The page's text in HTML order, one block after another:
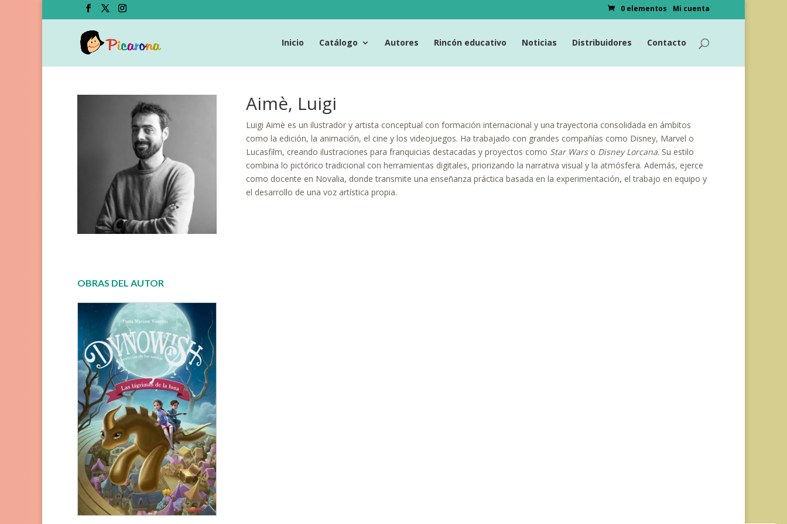
Mi cuenta
0 elementos
Inicio Catálogo Autores Rincón educativo Noticias Distribuidores Contacto
Aimè, Luigi
Luigi Aimè es un ilustrador y artista conceptual con formación internacional y una trayectoria consolidada en ámbitos
como la edición, la animación, el cine y los videojuegos. Ha trabajado con grandes compañías como Disney, Marvel o
Lucasfilm, creando ilustraciones para franquicias destacadas y proyectos como Star Warso Disney Lorcana. Su estilo
combina lo pictórico tradicional con herramientas digitales, priorizando la narrativa visual y la atmósfera. Además, ejerce
como docente en Novalia, donde transmite una enseñanza práctica basada en la experimentación, el trabajo en equipo y
el desarrollo de una voz artística propia.
OBRAS DEL AUTOR